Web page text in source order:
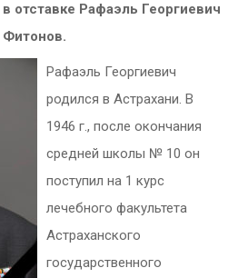
отставке Рафаэль Георгиевич
Фитонов.
Рафаэль Георгиевич
родился в Астрахани. В
1946 г., после окончания
средней школы № 10 он
поступил на 1 курс
лечебного факультета
Астраханского
государственного